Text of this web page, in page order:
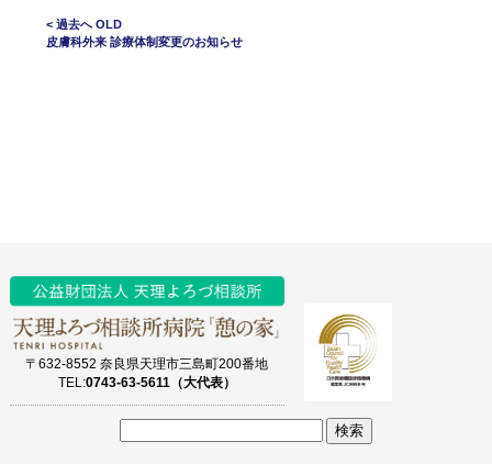
< 過去へ OLD
皮膚科外来 診療体制変更のお知らせ
〒632-8552 奈良県天理市三島町200番地
TEL:0743-63-5611（大代表）